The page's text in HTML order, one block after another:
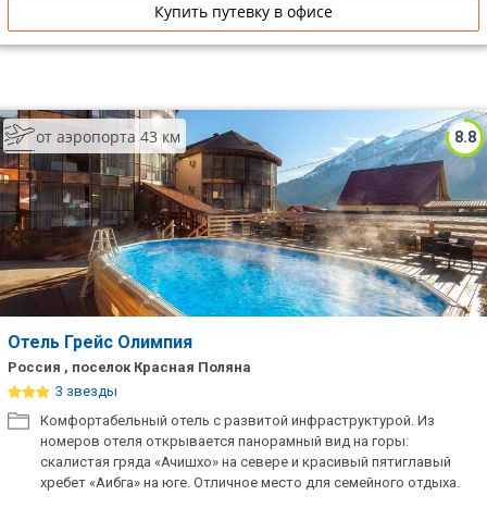
Купить путевку в офисе
8.8
от аэропорта 43 км
Отель Грейс Олимпия
Россия , поселок Красная Поляна
3 звезды
Комфортабельный отель с развитой инфраструктурой. Из
номеров отеля открывается панорамный вид на горы:
скалистая гряда «Ачишхо» на севере и красивый пятиглавый
хребет «Аибга» на юге. Отличное место для семейного отдыха.